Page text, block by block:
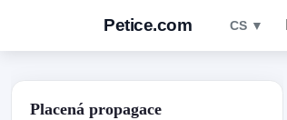
Petice.com CS ▼
Placená propagace